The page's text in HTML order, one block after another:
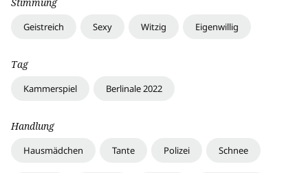
Geistreich Sexy Witzig Eigenwillig
Tag
Kammerspiel Berlinale 2022
Handlung
Hausmädchen Tante Polizei Schnee